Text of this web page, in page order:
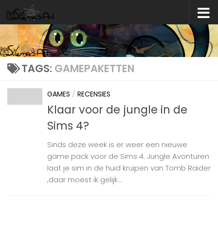
Skip to content
TAGS: GAMEPAKETTEN
GAMES / RECENSIES
Klaar voor de jungle in de
Sims 4?
Sinds deze week is er weer een nieuwe
game pack voor de Sims 4. Jungle Avonturen
laat je sim in de huid kruipen van Tomb Raider
,daar moest ik gelijk...